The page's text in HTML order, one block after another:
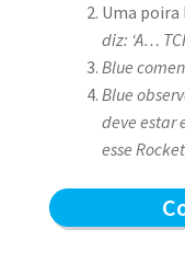
Uma poira
diz: ‘A…
Blue
Blue
deve estar
esse